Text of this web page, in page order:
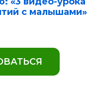
с малышами»